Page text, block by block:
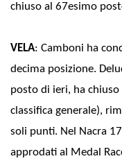
chiuso al 67esimo
VELA: Camboni ha
decima posizione.
posto di ieri, ha
classifica generale),
soli punti. Nel Nacra
approdati al Medal